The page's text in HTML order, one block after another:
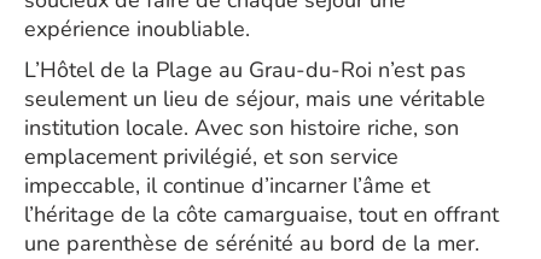
expérience inoubliable.
L’Hôtel de la Plage au Grau-du-Roi n’est pas
seulement un lieu de séjour, mais une véritable
institution locale. Avec son histoire riche, son
emplacement privilégié, et son service
impeccable, il continue d’incarner l’âme et
l’héritage de la côte camarguaise, tout en offrant
une parenthèse de sérénité au bord de la mer.